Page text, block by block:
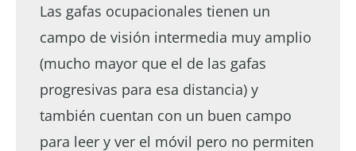
Las gafas ocupacionales tienen un
campo de visión intermedia muy amplio
(mucho mayor que el de las gafas
progresivas para esa distancia) y
también cuentan con un buen campo
para leer y ver el móvil pero no permiten